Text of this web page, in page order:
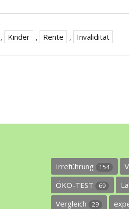
, Kinder , Rente , Invalidität
Irreführung 154
ÖKO-TEST 69
Vergleich 29